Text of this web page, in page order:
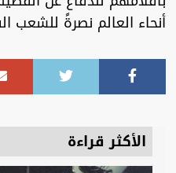
أنحاء العالم نصرةً للشعب
الأكثر قراءة